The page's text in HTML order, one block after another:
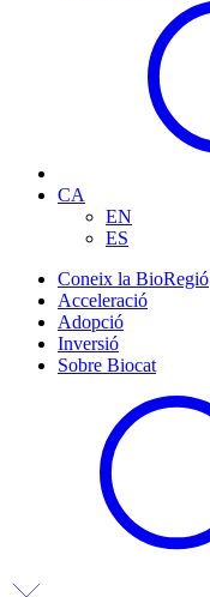
CA
EN
ES
Coneix la BioRegió
Acceleració
Adopció
Inversió
Sobre Biocat